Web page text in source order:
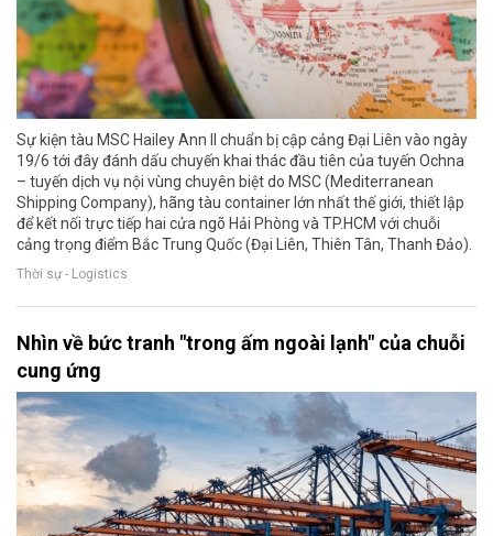
Sự kiện tàu MSC Hailey Ann II chuẩn bị cập cảng Đại Liên vào ngày
19/6 tới đây đánh dấu chuyến khai thác đầu tiên của tuyến Ochna
– tuyến dịch vụ nội vùng chuyên biệt do MSC (Mediterranean
Shipping Company), hãng tàu container lớn nhất thế giới, thiết lập
để kết nối trực tiếp hai cửa ngõ Hải Phòng và TP.HCM với chuỗi
cảng trọng điểm Bắc Trung Quốc (Đại Liên, Thiên Tân, Thanh Đảo).
Thời sự - Logistics
Nhìn về bức tranh "trong ấm ngoài lạnh" của chuỗi
cung ứng